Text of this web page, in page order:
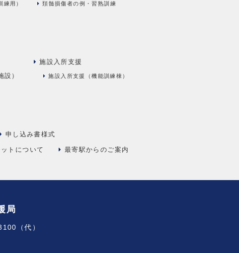
練用） 頚髄損傷者の例・習熟訓練
設）
施設入所支援
施設入所支援（機能訓練棟）
申し込み書様式
トについて 最寄駅からのご案内
局
（代）